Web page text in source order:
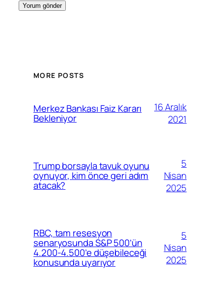
MORE POSTS
Merkez Bankası Faiz Kararı
Bekleniyor
16 Aralık
2021
Trump borsayla tavuk oyunu
oynuyor, kim önce geri adım
atacak?
5
Nisan
2025
RBC, tam resesyon
senaryosunda S&P 500’ün
4.200-4.500’e düşebileceği
konusunda uyarıyor
5
Nisan
2025